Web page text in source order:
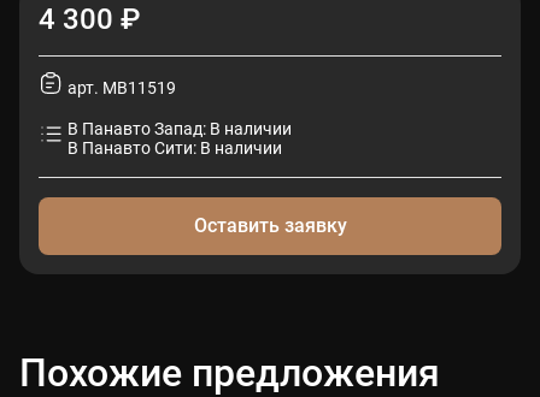
4 300 ₽
арт. MB11519
В Панавто Запад: В наличии
В Панавто Сити: В наличии
Оставить заявку
Похожие предложения